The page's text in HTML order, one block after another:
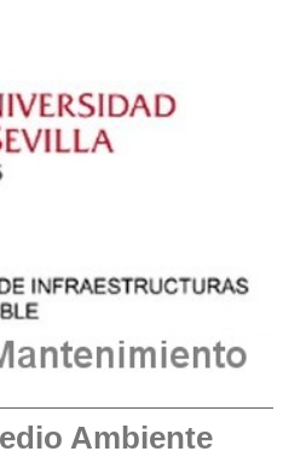
Ambiente